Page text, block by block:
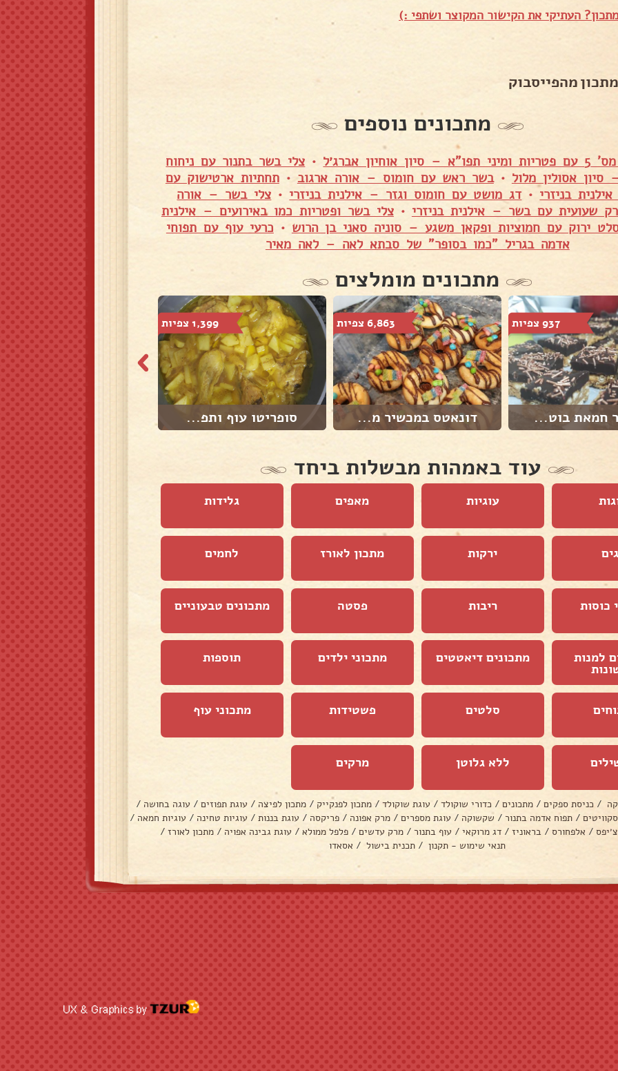
העתיקי את הקישור המקוצר ושתפי :)
מהפייסבוק
מתכונים נוספים
אברג׳ל • צלי בשר בתנור עם ניחוח
אסולין מלול •בשר ראש עם חומוס – אורה ארגוב •תחתיות ארטישוק עם
בניזרי • דג מושט עם חומוס וגזר – אילנית בניזרי • צלי בשר – אורה
שעועית עם בשר – אילנית בניזרי •צלי בשר ופטריות כמו באירועים – אילנית
ירוק עם חמוציות ופקאן משגע – סוניה סאני בן הרוש • כרעי עוף עם תפוחי
אדמה בגריל "כמו בסופר" של סבתא לאה – לאה מאיר
מתכונים מומלצים
937 צפיות
חמאת בוט...
6,863 צפיות
דונאטס במכשיר מ...
1,399 צפיות
סופריטו עוף ותפ...
עוד באמהות מבשלות ביחד
עוגיות מאפים גלידות
ירקות מתכון לאורז לחמים
כוסות ריבות פסטה מתכונים טבעוניים
למנות מתכונים דיאטטים מתכוני ילדים תוספות
סלטים פשטידות מתכוני עוף
ללא גלוטן מרקים
/ כניסת ספקים / מתכונים / כדורי שוקולד / עוגת שוקולד / מתכון לפנקייק / מתכון לפיצה / עוגת תפוזים / עוגה בחושה /
/ תפוח אדמה בתנור / שקשוקה / עוגת מספרים / מרק אפונה / פריקסה / עוגת בננות / עוגיות טחינה / עוגיות חמאה /
/ אלפחורס / בראוניז / דג מרוקאי / עוף בתנור / מרק עדשים / פלפל ממולא / עוגת גבינה אפויה / מתכון לאורז /
תנאי שימוש - תקנון / תכנית בישול / אסאדו